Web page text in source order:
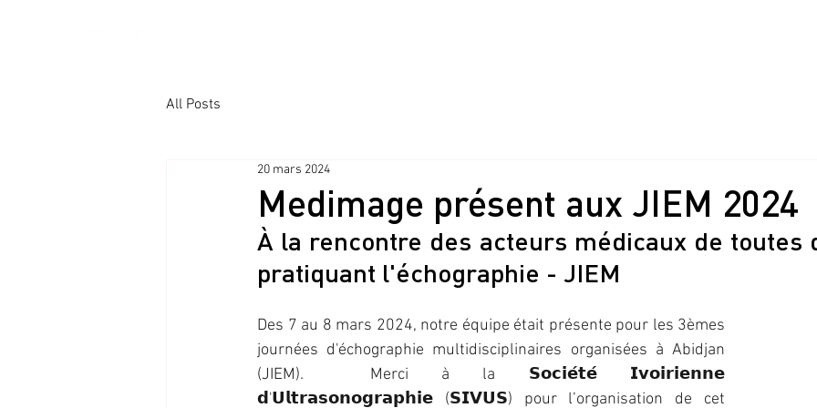
All Posts
Medimage présent aux JIEM 2024
20 mars 2024
À la rencontre des acteurs médicaux de toutes
pratiquant l'échographie - JIEM
Des 7 au 8 mars 2024, notre équipe était présente pour les 3èmes
journées d'échographie multidisciplinaires organisées à Abidjan
(JIEM).  Merci à la 𝗦𝗼𝗰𝗶𝗲́𝘁𝗲́ 𝗜𝘃𝗼𝗶𝗿𝗶𝗲𝗻𝗻𝗲
𝗱'𝗨𝗹𝘁𝗿𝗮𝘀𝗼𝗻𝗼𝗴𝗿𝗮𝗽𝗵𝗶𝗲 (𝗦𝗜𝗩𝗨𝗦) pour l’organisation de cet